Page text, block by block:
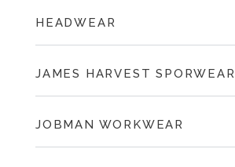
HEADWEAR
JAMES HARVEST SPORWEAR
JOBMAN WORKWEAR